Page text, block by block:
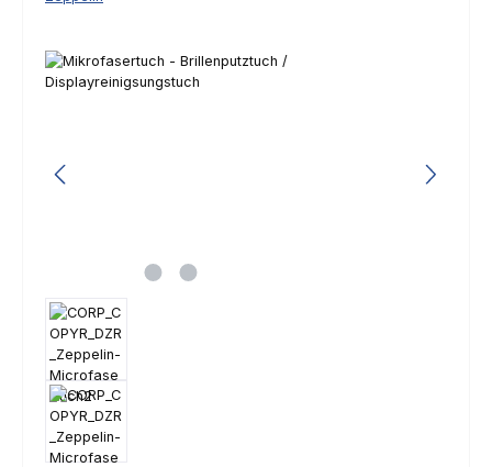
Bildergalerie überspringen